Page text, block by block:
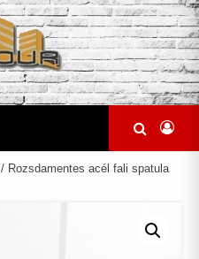
/ Rozsdamentes acél fali spatula